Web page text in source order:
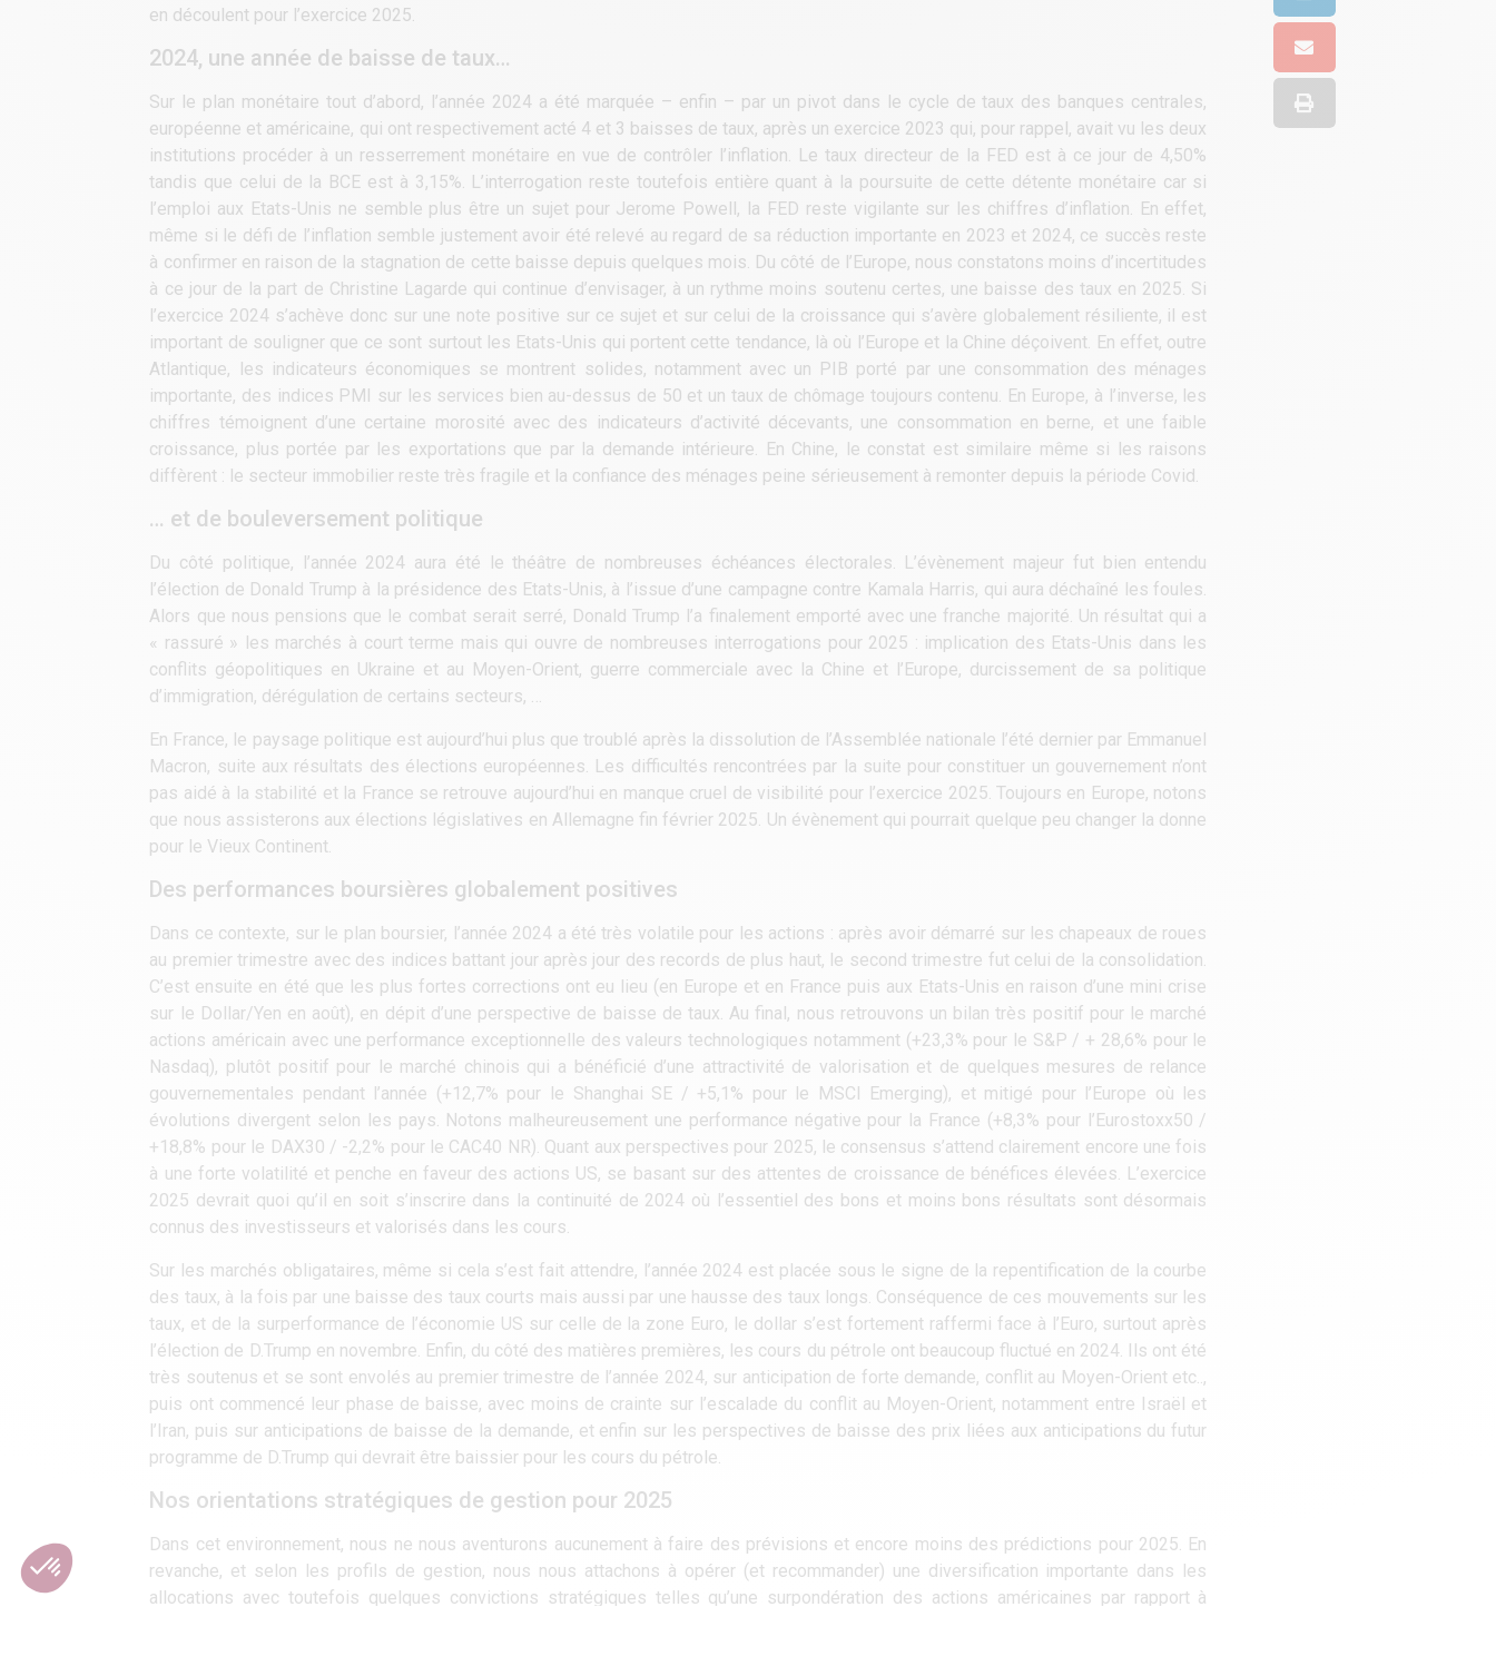
en découlent pour l’exercice 2025.
2024, une année de baisse de taux…
Sur le plan monétaire tout d’abord, l’année 2024 a été marquée – enfin ­– par un pivot dans le cycle de taux des banques centrales,
européenne et américaine, qui ont respectivement acté 4 et 3 baisses de taux, après un exercice 2023 qui, pour rappel, avait vu les deux
institutions procéder à un resserrement monétaire en vue de contrôler l’inflation. Le taux directeur de la FED est à ce jour de 4,50%
tandis que celui de la BCE est à 3,15%. L’interrogation reste toutefois entière quant à la poursuite de cette détente monétaire car si
l’emploi aux Etats-Unis ne semble plus être un sujet pour Jerome Powell, la FED reste vigilante sur les chiffres d’inflation. En effet,
même si le défi de l’inflation semble justement avoir été relevé au regard de sa réduction importante en 2023 et 2024, ce succès reste
à confirmer en raison de la stagnation de cette baisse depuis quelques mois. Du côté de l’Europe, nous constatons moins d’incertitudes
à ce jour de la part de Christine Lagarde qui continue d’envisager, à un rythme moins soutenu certes, une baisse des taux en 2025. Si
l’exercice 2024 s’achève donc sur une note positive sur ce sujet et sur celui de la croissance qui s’avère globalement résiliente, il est
important de souligner que ce sont surtout les Etats-Unis qui portent cette tendance, là où l’Europe et la Chine déçoivent. En effet, outre
Atlantique, les indicateurs économiques se montrent solides, notamment avec un PIB porté par une consommation des ménages
importante, des indices PMI sur les services bien au-dessus de 50 et un taux de chômage toujours contenu. En Europe, à l’inverse, les
chiffres témoignent d’une certaine morosité avec des indicateurs d’activité décevants, une consommation en berne, et une faible
croissance, plus portée par les exportations que par la demande intérieure. En Chine, le constat est similaire même si les raisons
diffèrent : le secteur immobilier reste très fragile et la confiance des ménages peine sérieusement à remonter depuis la période Covid.
… et de bouleversement politique
Du côté politique, l’année 2024 aura été le théâtre de nombreuses échéances électorales. L’évènement majeur fut bien entendu
l’élection de Donald Trump à la présidence des Etats-Unis, à l’issue d’une campagne contre Kamala Harris, qui aura déchaîné les foules.
Alors que nous pensions que le combat serait serré, Donald Trump l’a finalement emporté avec une franche majorité. Un résultat qui a
« rassuré » les marchés à court terme mais qui ouvre de nombreuses interrogations pour 2025 : implication des Etats-Unis dans les
conflits géopolitiques en Ukraine et au Moyen-Orient, guerre commerciale avec la Chine et l’Europe, durcissement de sa politique
d’immigration, dérégulation de certains secteurs, …
En France, le paysage politique est aujourd’hui plus que troublé après la dissolution de l’Assemblée nationale l’été dernier par Emmanuel
Macron, suite aux résultats des élections européennes. Les difficultés rencontrées par la suite pour constituer un gouvernement n’ont
pas aidé à la stabilité et la France se retrouve aujourd’hui en manque cruel de visibilité pour l’exercice 2025. Toujours en Europe, notons
que nous assisterons aux élections législatives en Allemagne fin février 2025. Un évènement qui pourrait quelque peu changer la donne
pour le Vieux Continent.
Des performances boursières globalement positives
Dans ce contexte, sur le plan boursier, l’année 2024 a été très volatile pour les actions : après avoir démarré sur les chapeaux de roues
au premier trimestre avec des indices battant jour après jour des records de plus haut, le second trimestre fut celui de la consolidation.
C’est ensuite en été que les plus fortes corrections ont eu lieu (en Europe et en France puis aux Etats-Unis en raison d’une mini crise
sur le Dollar/Yen en août), en dépit d’une perspective de baisse de taux. Au final, nous retrouvons un bilan très positif pour le marché
actions américain avec une performance exceptionnelle des valeurs technologiques notamment (+23,3% pour le S&P / + 28,6% pour le
Nasdaq), plutôt positif pour le marché chinois qui a bénéficié d’une attractivité de valorisation et de quelques mesures de relance
gouvernementales pendant l’année (+12,7% pour le Shanghai SE / +5,1% pour le MSCI Emerging), et mitigé pour l’Europe où les
évolutions divergent selon les pays. Notons malheureusement une performance négative pour la France (+8,3% pour l’Eurostoxx50 /
+18,8% pour le DAX30 / -2,2% pour le CAC40 NR). Quant aux perspectives pour 2025, le consensus s’attend clairement encore une fois
à une forte volatilité et penche en faveur des actions US, se basant sur des attentes de croissance de bénéfices élevées. L’exercice
2025 devrait quoi qu’il en soit s’inscrire dans la continuité de 2024 où l’essentiel des bons et moins bons résultats sont désormais
connus des investisseurs et valorisés dans les cours.
Sur les marchés obligataires, même si cela s’est fait attendre, l’année 2024 est placée sous le signe de la repentification de la courbe
des taux, à la fois par une baisse des taux courts mais aussi par une hausse des taux longs. Conséquence de ces mouvements sur les
taux, et de la surperformance de l’économie US sur celle de la zone Euro, le dollar s’est fortement raffermi face à l’Euro, surtout après
l’élection de D.Trump en novembre. Enfin, du côté des matières premières, les cours du pétrole ont beaucoup fluctué en 2024. Ils ont été
très soutenus et se sont envolés au premier trimestre de l’année 2024, sur anticipation de forte demande, conflit au Moyen-Orient etc..,
puis ont commencé leur phase de baisse, avec moins de crainte sur l’escalade du conflit au Moyen-Orient, notamment entre Israël et
l’Iran, puis sur anticipations de baisse de la demande, et enfin sur les perspectives de baisse des prix liées aux anticipations du futur
programme de D.Trump qui devrait être baissier pour les cours du pétrole.
Nos orientations stratégiques de gestion pour 2025
Dans cet environnement, nous ne nous aventurons aucunement à faire des prévisions et encore moins des prédictions pour 2025. En
revanche, et selon les profils de gestion, nous nous attachons à opérer (et recommander) une diversification importante dans les
allocations avec toutefois quelques convictions stratégiques telles qu’une surpondération des actions américaines par rapport à